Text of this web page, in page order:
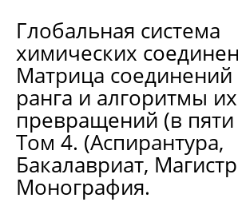
Глобальная система
химических
Матрица соединений
ранга и алгоритмы их
превращений (в пяти
Том 4. (Аспирантура,
Бакалавриат,
Монография.